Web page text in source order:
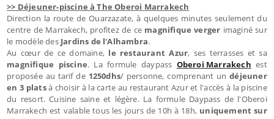
>> Déjeuner-piscine à The Oberoi Marrakech
Direction la route de Ouarzazate, à quelques minutes seulement du
centre de Marrakech, profitez de ce magnifique verger imaginé sur
le modèle desJardins de l'Alhambra.
Au cœur de ce domaine, le restaurant Azur, ses terrasses et sa
magnifique piscine. La formule daypass Oberoi Marrakech est
proposée au tarif de 1250dhs/ personne, comprenant undéjeuner
en 3 platsà choisir à la carte au restaurant Azur et l'accès à la piscine
du resort. Cuisine saine et légère. La formule Daypass de l'Oberoi
Marrakech est valable tous les jours de 10h à 18h, uniquement sur